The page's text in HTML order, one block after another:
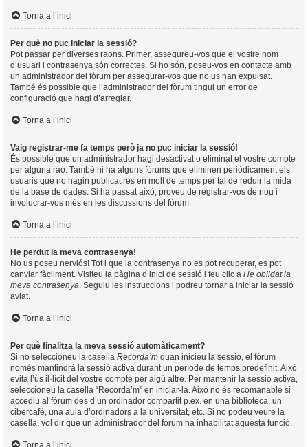
Torna a l’inici
Per què no puc iniciar la sessió?
Pot passar per diverses raons. Primer, assegureu-vos que el vostre nom
d’usuari i contrasenya són correctes. Si ho són, poseu-vos en contacte amb
un administrador del fòrum per assegurar-vos que no us han expulsat.
També és possible que l’administrador del fòrum tingui un error de
configuració que hagi d’arreglar.
Torna a l’inici
Vaig registrar-me fa temps però ja no puc iniciar la sessió!
És possible que un administrador hagi desactivat o eliminat el vostre compte
per alguna raó. També hi ha alguns fòrums que eliminen periòdicament els
usuaris que no hagin publicat res en molt de temps per tal de reduir la mida
de la base de dades. Si ha passat això, proveu de registrar-vos de nou i
involucrar-vos més en les discussions del fòrum.
Torna a l’inici
He perdut la meva contrasenya!
No us poseu nerviós! Tot i que la contrasenya no es pot recuperar, es pot
canviar fàcilment. Visiteu la pàgina d’inici de sessió i feu clic a He oblidat la
meva contrasenya. Seguiu les instruccions i podreu tornar a iniciar la sessió
aviat.
Torna a l’inici
Per què finalitza la meva sessió automàticament?
Si no seleccioneu la casella Recorda’m quan inicieu la sessió, el fòrum
només mantindrà la sessió activa durant un període de temps predefinit. Això
evita l’ús il·lícit del vostre compte per algú altre. Per mantenir la sessió activa,
seleccioneu la casella “Recorda’m” en iniciar-la. Això no és recomanable si
accediu al fòrum des d’un ordinador compartit p.ex. en una biblioteca, un
cibercafè, una aula d’ordinadors a la universitat, etc. Si no podeu veure la
casella, vol dir que un administrador del fòrum ha inhabilitat aquesta funció.
Torna a l’inici